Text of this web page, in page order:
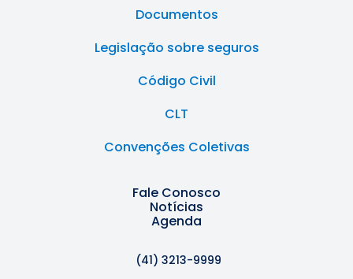
Documentos
Legislação sobre seguros
Código Civil
CLT
Convenções Coletivas
Fale Conosco
Notícias
Agenda
(41) 3213-9999